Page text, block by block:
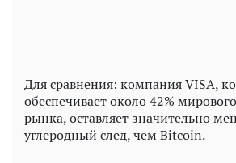
Для сравнения: компания VISA,
обеспечивает около 42%
рынка, оставляет значительно
углеродный след, чем Bitcoin.